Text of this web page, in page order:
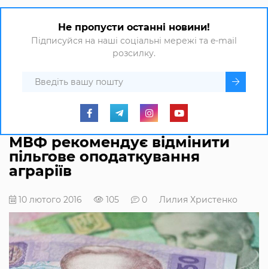
Не пропусти останні новини!
Підписуйся на наші соціальні мережі та e-mail
розсилку.
МВФ рекомендує відмінити
пільгове оподаткування
аграріїв
10 лютого 2016 105 0 Лилия Христенко